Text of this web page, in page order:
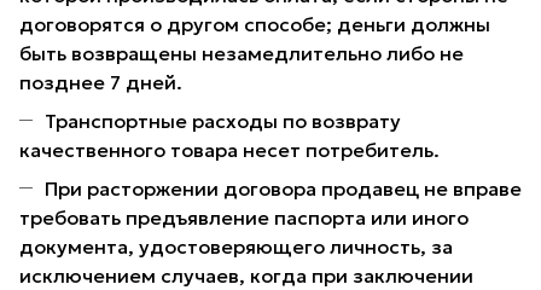
договорятся о другом способе; деньги должны
быть возвращены незамедлительно либо не
позднее 7 дней.
Транспортные расходы по возврату
качественного товара несет потребитель.
При расторжении договора продавец не вправе
требовать предъявление паспорта или иного
документа, удостоверяющего личность, за
исключением случаев, когда при заключении